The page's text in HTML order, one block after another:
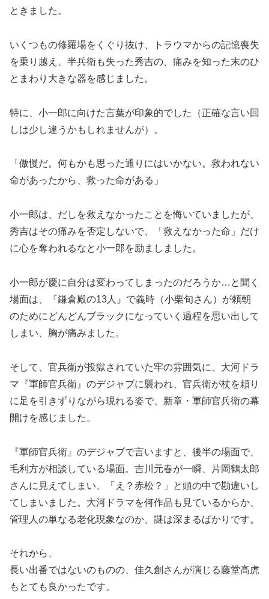
ときました。
いくつもの修羅場をくぐり抜け、トラウマからの記憶喪失
を乗り越え、半兵衛も失った秀吉の、痛みを知った末のひ
とまわり大きな器を感じました。
特に、小一郎に向けた言葉が印象的でした（正確な言い回
しは少し違うかもしれませんが）。
「傲慢だ。何もかも思った通りにはいかない。救われない
命があったから、救った命がある」
小一郎は、だしを救えなかったことを悔いていましたが、
秀吉はその痛みを否定しないで、「救えなかった命」だけ
に心を奪われるなと小一郎を励ましました。
小一郎が慶に自分は変わってしまったのだろうか…と聞く
場面は、『鎌倉殿の13人』で義時（小栗旬さん）が頼朝
のためにどんどんブラックになっていく過程を思い出して
しまい、胸が痛みました。
そして、官兵衛が投獄されていた牢の雰囲気に、大河ドラ
マ『軍師官兵衛』のデジャブに襲われ、官兵衛が杖を頼り
に足を引きずりながら現れる姿で、新章・軍師官兵衛の幕
開けを感じました。
『軍師官兵衛』のデジャブで言いますと、後半の場面で、
毛利方が相談している場面。吉川元春が一瞬、片岡鶴太郎
さんに見えてしまい、「え？赤松？」と頭の中で勘違いし
てしまいました。大河ドラマを何作品も見ているからか、
管理人の単なる老化現象なのか、謎は深まるばかりです。
それから、
長い出番ではないのものの、佳久創さんが演じる藤堂高虎
もとても良かったです。